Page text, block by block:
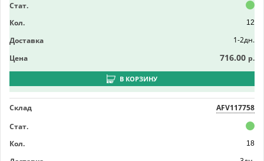
Стат.
Кол.
12
Доставка
1-2дн.
Цена
716.00 р.
В КОРЗИНУ
Склад
AFV117758
Стат.
Кол.
18